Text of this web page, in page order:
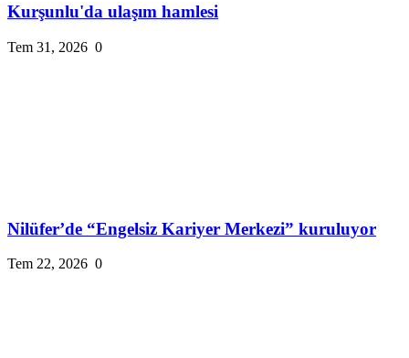
Kurşunlu'da ulaşım hamlesi
Tem 31, 2026 0
Nilüfer’de “Engelsiz Kariyer Merkezi” kuruluyor
Tem 22, 2026 0